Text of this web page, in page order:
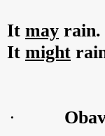
It may rain.
It might
·